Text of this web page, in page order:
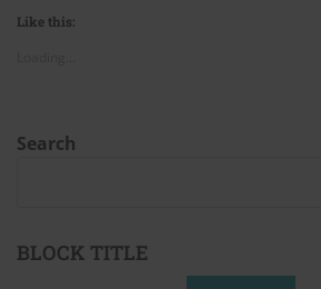
Like this:
Search
BLOCK TITLE